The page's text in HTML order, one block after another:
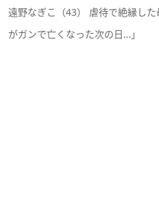
遠野なぎこ（43） 虐待で絶縁し
がガンで亡くなった次の日…」